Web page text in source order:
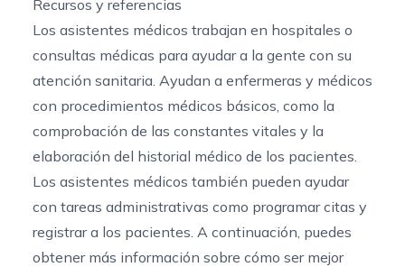
Recursos y referencias
Los asistentes médicos trabajan en hospitales o
consultas médicas para ayudar a la gente con su
atención sanitaria. Ayudan a enfermeras y médicos
con procedimientos médicos básicos, como la
comprobación de las constantes vitales y la
elaboración del historial médico de los pacientes.
Los asistentes médicos también pueden ayudar
con tareas administrativas como programar citas y
registrar a los pacientes. A continuación, puedes
obtener más información sobre cómo ser mejor